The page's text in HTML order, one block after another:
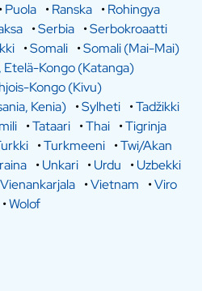
•Puola •Ranska •Rohingya
•Serbia •Serbokroaatti
•Somali •Somali (Mai-Mai)
Etelä-Kongo (Katanga)
Kongo (Kivu)
Kenia) •Sylheti •Tadžikki
•Tataari •Thai •Tigrinja
•Turkmeeni •Twi/Akan
•Unkari •Urdu •Uzbekki
Vienankarjala •Vietnam •Viro
•Wolof